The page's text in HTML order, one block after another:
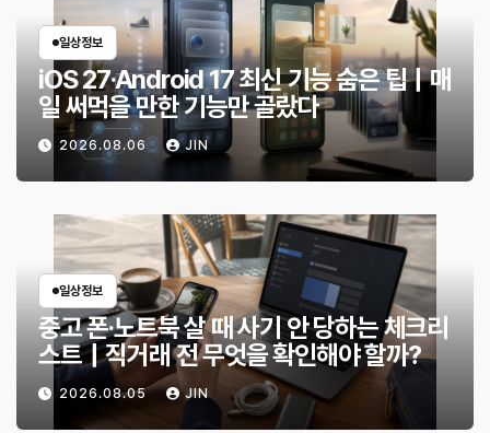
일상정보
iOS 27·Android 17 최신 기능 숨은 팁｜매
일 써먹을 만한 기능만 골랐다
2026.08.06 JIN
일상정보
중고 폰·노트북 살 때 사기 안 당하는 체크리
스트｜직거래 전 무엇을 확인해야 할까?
2026.08.05 JIN